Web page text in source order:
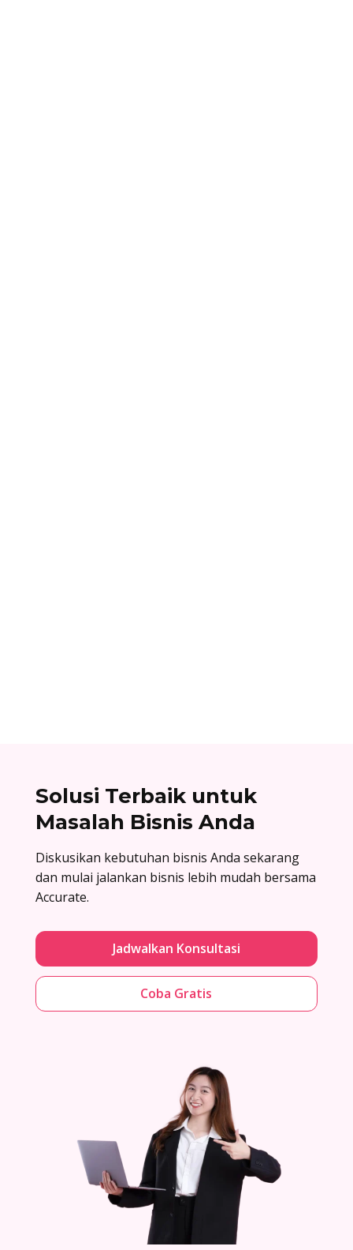
Solusi Terbaik untuk
Masalah Bisnis Anda
Diskusikan kebutuhan bisnis Anda sekarang
dan mulai jalankan bisnis lebih mudah bersama
Accurate.
Jadwalkan Konsultasi
Coba Gratis